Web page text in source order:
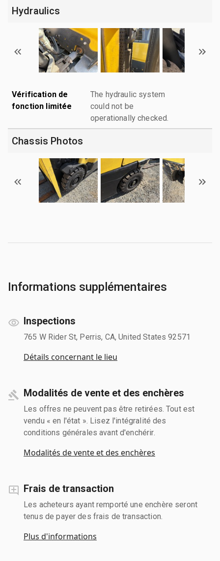
Hydraulics
Vérification de
fonction limitée
The hydraulic system
could not be
operationally checked.
Chassis Photos
Informations supplémentaires
Inspections
765 W Rider St, Perris, CA, United States 92571
Détails concernant le lieu
Modalités de vente et des enchères
Les offres ne peuvent pas être retirées. Tout est
vendu « en l'état ». Lisez l'intégralité des
conditions générales avant d'enchérir.
Modalités de vente et des enchères
Frais de transaction
Les acheteurs ayant remporté une enchère seront
tenus de payer des frais de transaction.
Plus d'informations